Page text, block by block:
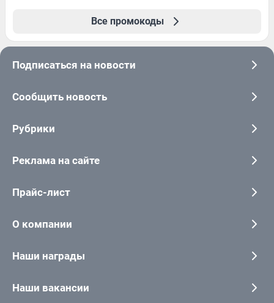
Все промокоды
Подписаться на новости
Сообщить новость
Рубрики
Реклама на сайте
Прайс-лист
О компании
Наши награды
Наши вакансии